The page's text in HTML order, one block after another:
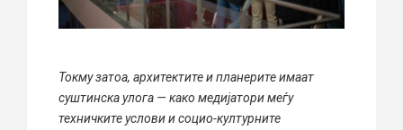
Токму затоа, архитектите и планерите имаат
суштинска улога — како медијатори меѓу
техничките услови и социо-културните